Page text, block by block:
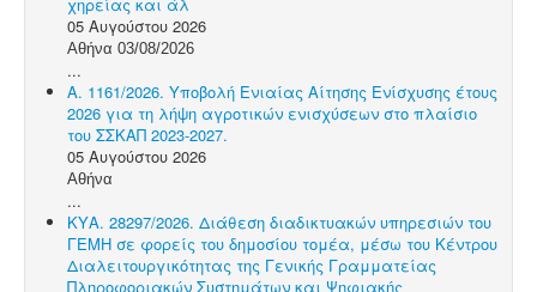
05 Αυγούστου 2026
Αθήνα 03/08/2026
...
Α. 1161/2026. Υποβολή Ενιαίας Αίτησης Ενίσχυσης έτους
2026 για τη λήψη αγροτικών ενισχύσεων στο πλαίσιο
του ΣΣΚΑΠ 2023-2027.
05 Αυγούστου 2026
Αθήνα
...
ΚΥΑ. 28297/2026. Διάθεση διαδικτυακών υπηρεσιών του
ΓΕΜΗ σε φορείς του δημοσίου τομέα, μέσω του Κέντρου
Διαλειτουργικότητας της Γενικής Γραμματείας
Πληροφοριακών Συστημάτων και Ψηφιακής